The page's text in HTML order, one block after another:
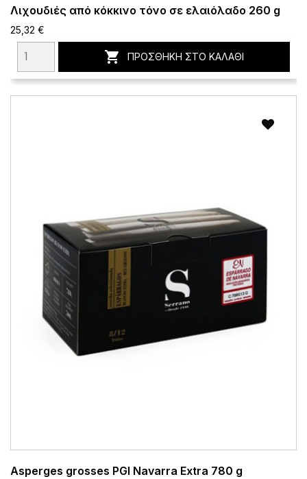
Λιχουδιές από κόκκινο τόνο σε ελαιόλαδο 260 g
25,32 €
 ΠΡΟΣΘΉΚΗ ΣΤΟ ΚΑΛΆΘΙ
Asperges grosses PGI Navarra Extra 780 g